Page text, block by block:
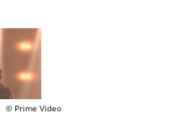
© Prime Video